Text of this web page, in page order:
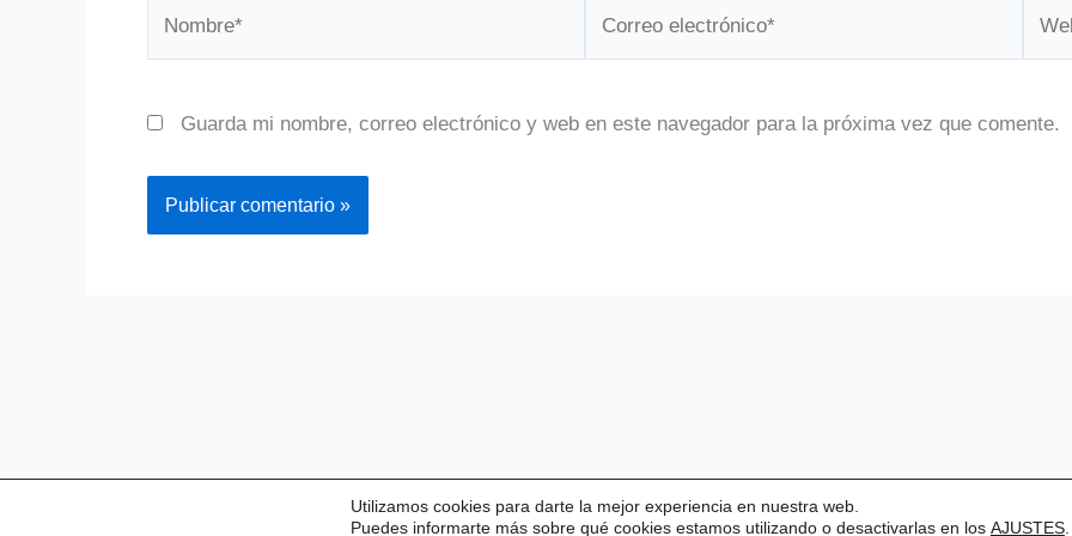
Guarda mi nombre, correo electrónico y web en este navegador para la próxima vez que comente.
Aviso legal|Estatutos
Utilizamos cookies para darte la mejor experiencia en nuestra web.
Puedes informarte más sobre qué cookies estamos utilizando o desactivarlas en los AJUSTES.